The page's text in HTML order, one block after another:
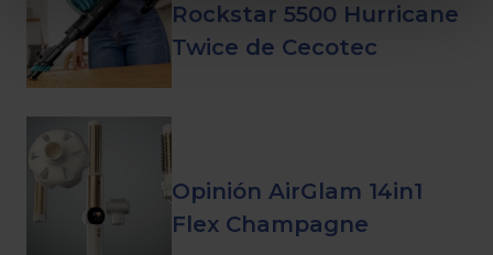
Rockstar 5500 Hurricane
Twice de Cecotec
Opinión AirGlam 14in1
Flex Champagne